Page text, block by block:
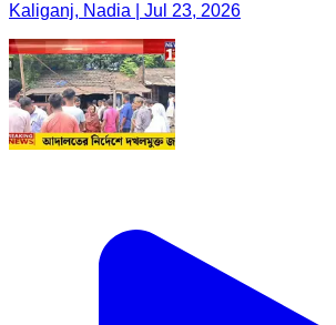
Kaliganj, Nadia | Jul 23, 2026